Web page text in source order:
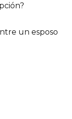
un esposo